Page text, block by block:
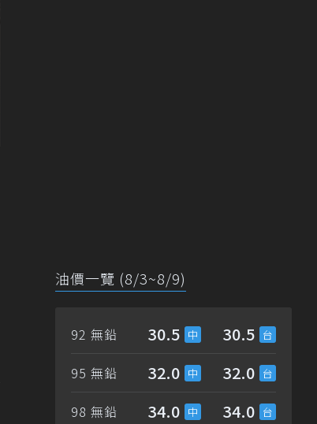
油價一覽 (8/3~8/9)
92 無鉛 30.5 30.5
95 無鉛 32.0 32.0
98 無鉛 34.0 34.0